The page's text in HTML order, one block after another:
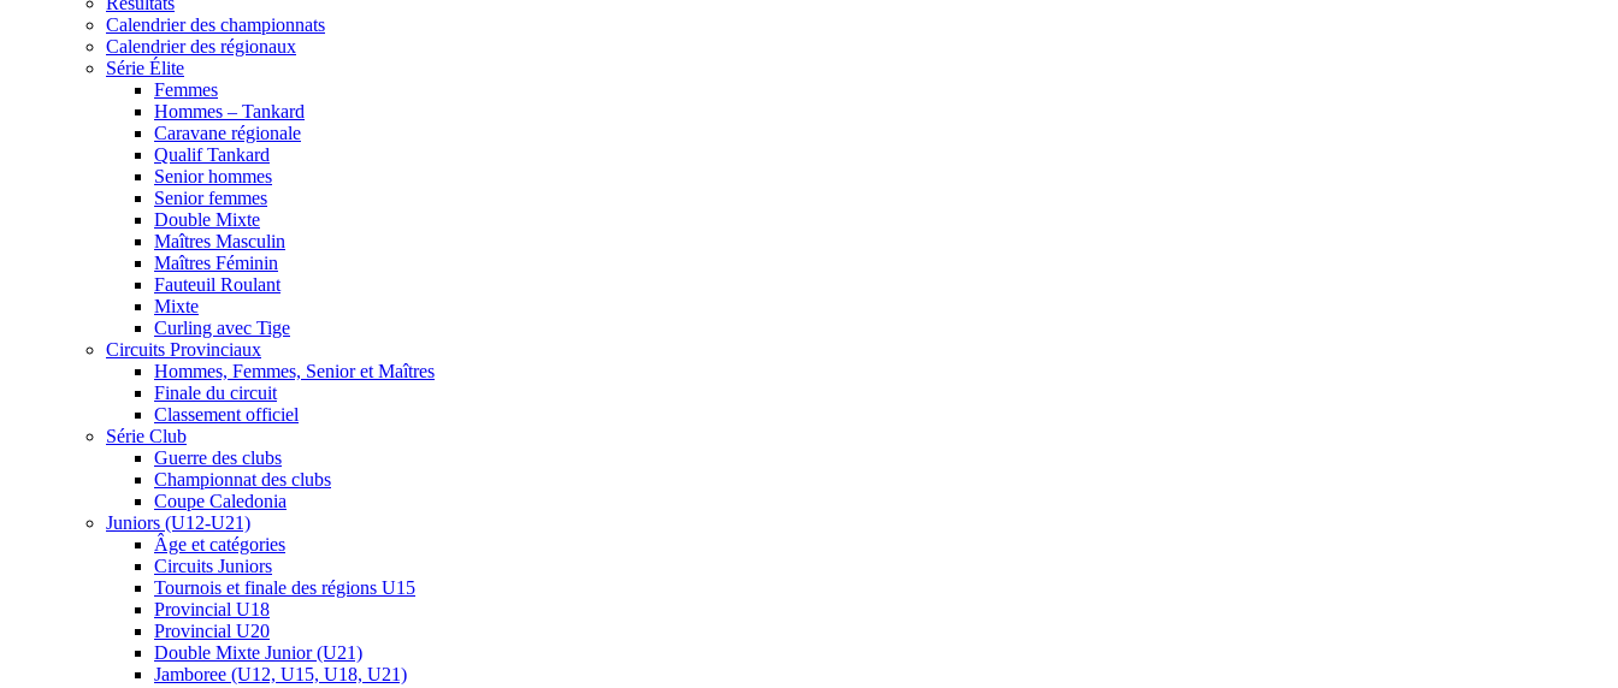
Calendrier des championnats
Calendrier des régionaux
Série Élite
Femmes
Hommes – Tankard
Caravane régionale
Qualif Tankard
Senior hommes
Senior femmes
Double Mixte
Maîtres Masculin
Maîtres Féminin
Fauteuil Roulant
Mixte
Curling avec Tige
Circuits Provinciaux
Hommes, Femmes, Senior et Maîtres
Finale du circuit
Classement officiel
Série Club
Guerre des clubs
Championnat des clubs
Coupe Caledonia
Juniors (U12-U21)
Âge et catégories
Circuits Juniors
Tournois et finale des régions U15
Provincial U18
Provincial U20
Double Mixte Junior (U21)
Jamboree (U12, U15, U18, U21)